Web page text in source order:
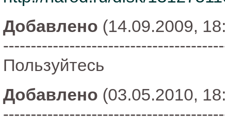
Добавлено (14.09.2009,
Пользуйтесь
Добавлено (03.05.2010,